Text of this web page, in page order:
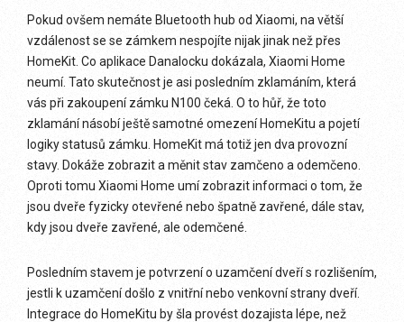
Pokud ovšem nemáte Bluetooth hub od Xiaomi, na větší
vzdálenost se se zámkem nespojíte nijak jinak než přes
HomeKit. Co aplikace Danalocku dokázala, Xiaomi Home
neumí. Tato skutečnost je asi posledním zklamáním, která
vás při zakoupení zámku N100 čeká. O to hůř, že toto
zklamání násobí ještě samotné omezení HomeKitu a pojetí
logiky statusů zámku. HomeKit má totiž jen dva provozní
stavy. Dokáže zobrazit a měnit stav zamčeno a odemčeno.
Oproti tomu Xiaomi Home umí zobrazit informaci o tom, že
jsou dveře fyzicky otevřené nebo špatně zavřené, dále stav,
kdy jsou dveře zavřené, ale odemčené.
Posledním stavem je potvrzení o uzamčení dveří s rozlišením,
jestli k uzamčení došlo z vnitřní nebo venkovní strany dveří.
Integrace do HomeKitu by šla provést dozajista lépe, než